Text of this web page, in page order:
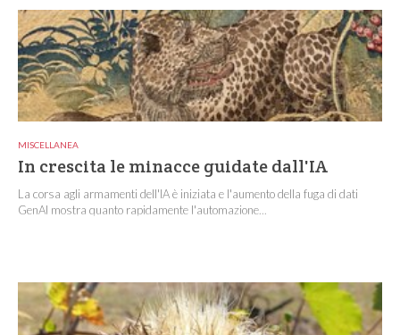
MISCELLANEA
In crescita le minacce guidate dall'IA
La corsa agli armamenti dell'IA è iniziata e l'aumento della fuga di dati
GenAI mostra quanto rapidamente l'automazione...